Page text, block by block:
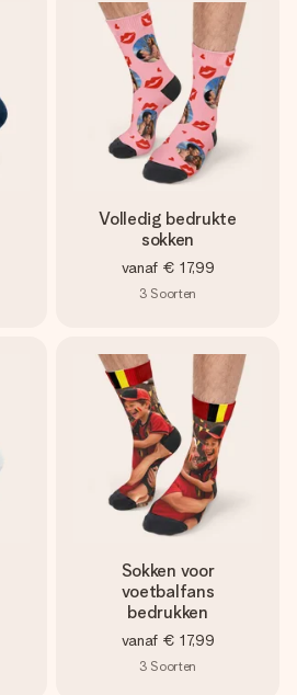
Volledig bedrukte
sokken
vanaf € 17,99
3 Soorten
Sokken voor
voetbalfans
bedrukken
vanaf € 17,99
3 Soorten